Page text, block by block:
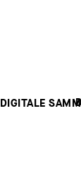
DIGITALE